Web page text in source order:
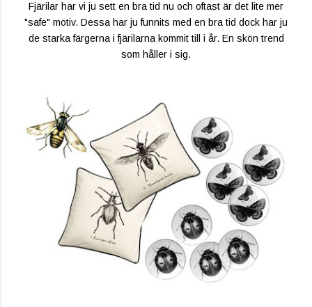
Fjärilar har vi ju sett en bra tid nu och oftast är det lite mer
"safe" motiv. Dessa har ju funnits med en bra tid dock har ju
de starka färgerna i fjärilarna kommit till i år. En skön trend
som håller i sig.